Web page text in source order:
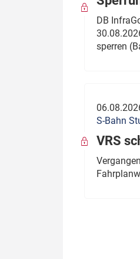
DB
sperren
S-Bahn
VRS